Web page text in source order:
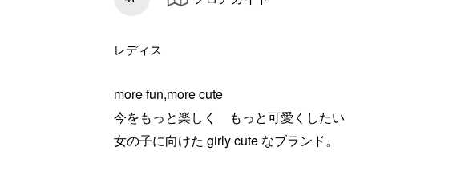
レディス
more fun,more cute
今をもっと楽しく もっと可愛くしたい
女の子に向けた girly cute なブランド。